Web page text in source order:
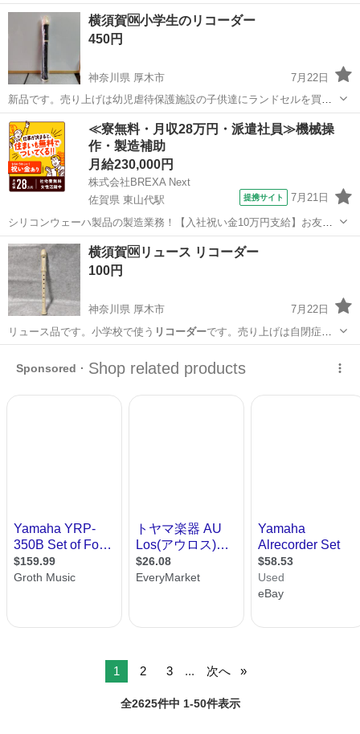
ル…
大阪 吹田市 公園東口駅 教則本 リコーダー
横須賀🆗小学生のリコーダー
450円
神奈川県 厚木市
7月22日
新品です。売り上げは幼児虐待保護施設の子供達にランドセルを買い
ます。
神奈川 厚木市 その他 リコーダー
≪寮無料・月収28万円・派遣社員≫機械操
作・製造補助
月給230,000円
株式会社BREXA Next
佐賀県 東山代駅
提携サイト 7月21日
シリコンウェーハ製品の製造業務！【入社祝い金10万円支給】お友達
やカップルとの応募OK◎年間休日129日＆休出なしでプライベート充
実♪業務はクリーンルームで快適作業◎自社正社員登用制度あり★1食
300円～の格安食堂あり！《佐...
佐賀 伊万里市 東山代駅 その他
横須賀🆗リュース リコーダー
100円
神奈川県 厚木市
7月22日
リュース品です。小学校で使う リコーダーです。売り上げは自閉症児
の育成支援で…
1 2 3 ... 次へ
全2625件中 1-50件表示